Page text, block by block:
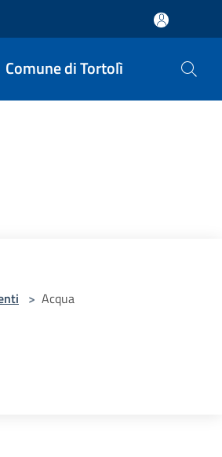
Comune di Tortolì
> Acqua